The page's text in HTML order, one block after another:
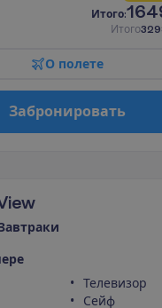
И того:
Итого
О полете
Забронировать
ере
Телевизор
Сейф